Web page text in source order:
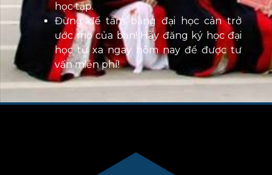
học tập.
Đừng để tấm bằng đại học cản trở
ước mơ của bạn! Hãy đăng ký học đại
học từ xa ngay hôm nay để được tư
vấn miễn phí!